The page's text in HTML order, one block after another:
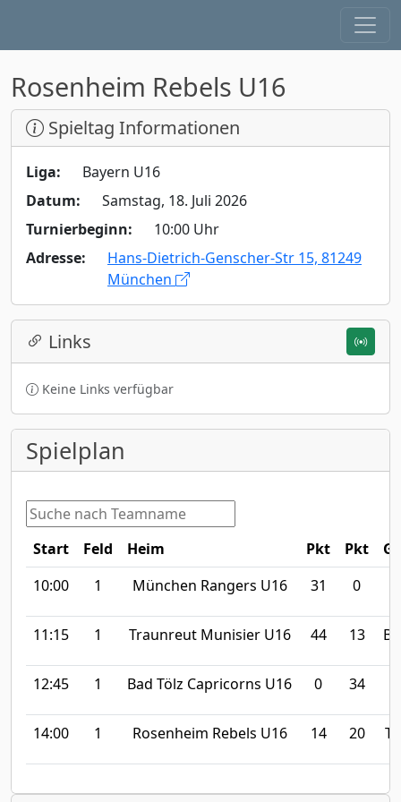
Rosenheim Rebels U16
Spieltag Informationen
Liga:
Bayern U16
Datum:
Samstag, 18. Juli 2026
Turnierbeginn:
10:00 Uhr
Adresse:
Hans-Dietrich-Genscher-Str 15, 81249
München
Links
Keine Links verfügbar
Spielplan
Start Feld Heim Pkt Pkt
10:00
1 München Rangers U16 31 0
11:15 1 Traunreut Munisier U16 44 13
12:45 1 Bad Tölz Capricorns U16 0 34
14:00 1 Rosenheim Rebels U16 14 20